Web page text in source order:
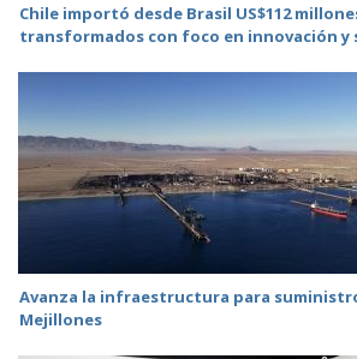
Chile importó desde Brasil US$112
transformados con foco en innovación
Avanza la infraestructura para
Mejillones